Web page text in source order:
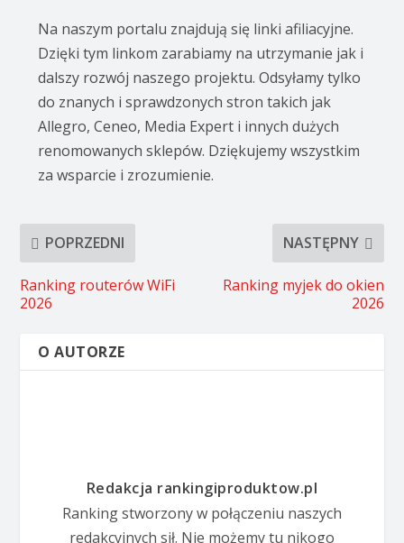
Na naszym portalu znajdują się linki afiliacyjne.
Dzięki tym linkom zarabiamy na utrzymanie jak i
dalszy rozwój naszego projektu. Odsyłamy tylko
do znanych i sprawdzonych stron takich jak
Allegro, Ceneo, Media Expert i innych dużych
renomowanych sklepów. Dziękujemy wszystkim
za wsparcie i zrozumienie.
POPRZEDNI
Ranking routerów WiFi
2026
NASTĘPNY
Ranking myjek do okien
2026
O AUTORZE
Redakcja rankingiproduktow.pl
Ranking stworzony w połączeniu naszych
redakcyjnych sił. Nie możemy tu nikogo